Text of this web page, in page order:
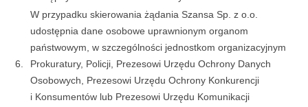
6.
W przypadku skierowania żądania Szansa Sp. z o.o.
udostępnia dane osobowe uprawnionym organom
państwowym, w szczególności jednostkom organizacyjnym
Prokuratury, Policji, Prezesowi Urzędu Ochrony Danych
Osobowych, Prezesowi Urzędu Ochrony Konkurencji
i Konsumentów lub Prezesowi Urzędu Komunikacji